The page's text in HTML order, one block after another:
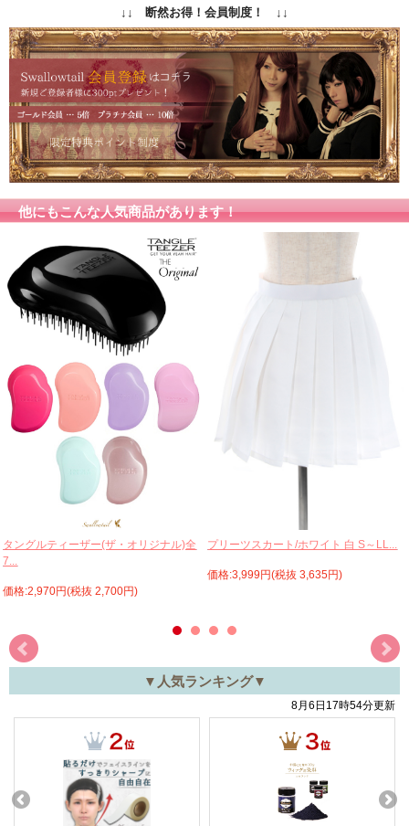
初期保障／10日間の返品保障
付属品
専用ネット付き
（ウィッグ着用時に地毛をまとめるネットです）
カラー
商品写真はできる限り実物の色に近づけるよう加工しておりま
すが、お客様がご使用するモニター設定や部屋の照明により実
際の商品とは色味が異なる場合があります。
色味が異なる等のクレーム、返品交換等はお受けできません。
予めご了承お願いします。
↓↓ 断然お得！会員制度！ ↓↓
他にもこんな人気商品があります！
タングルティーザー(ザ・オリジナル)全
7...
価格:2,970円(税抜 2,700円)
プリーツスカート/ホワイト 白 S～LL...
価格:3,999円(税抜 3,635円)
▼人気ランキング▼